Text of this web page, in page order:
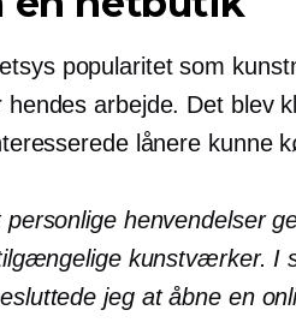
popularitet som
arbejde. Det blev
lånere kunne
henvendelser
kunstværker. I
jeg at åbne en